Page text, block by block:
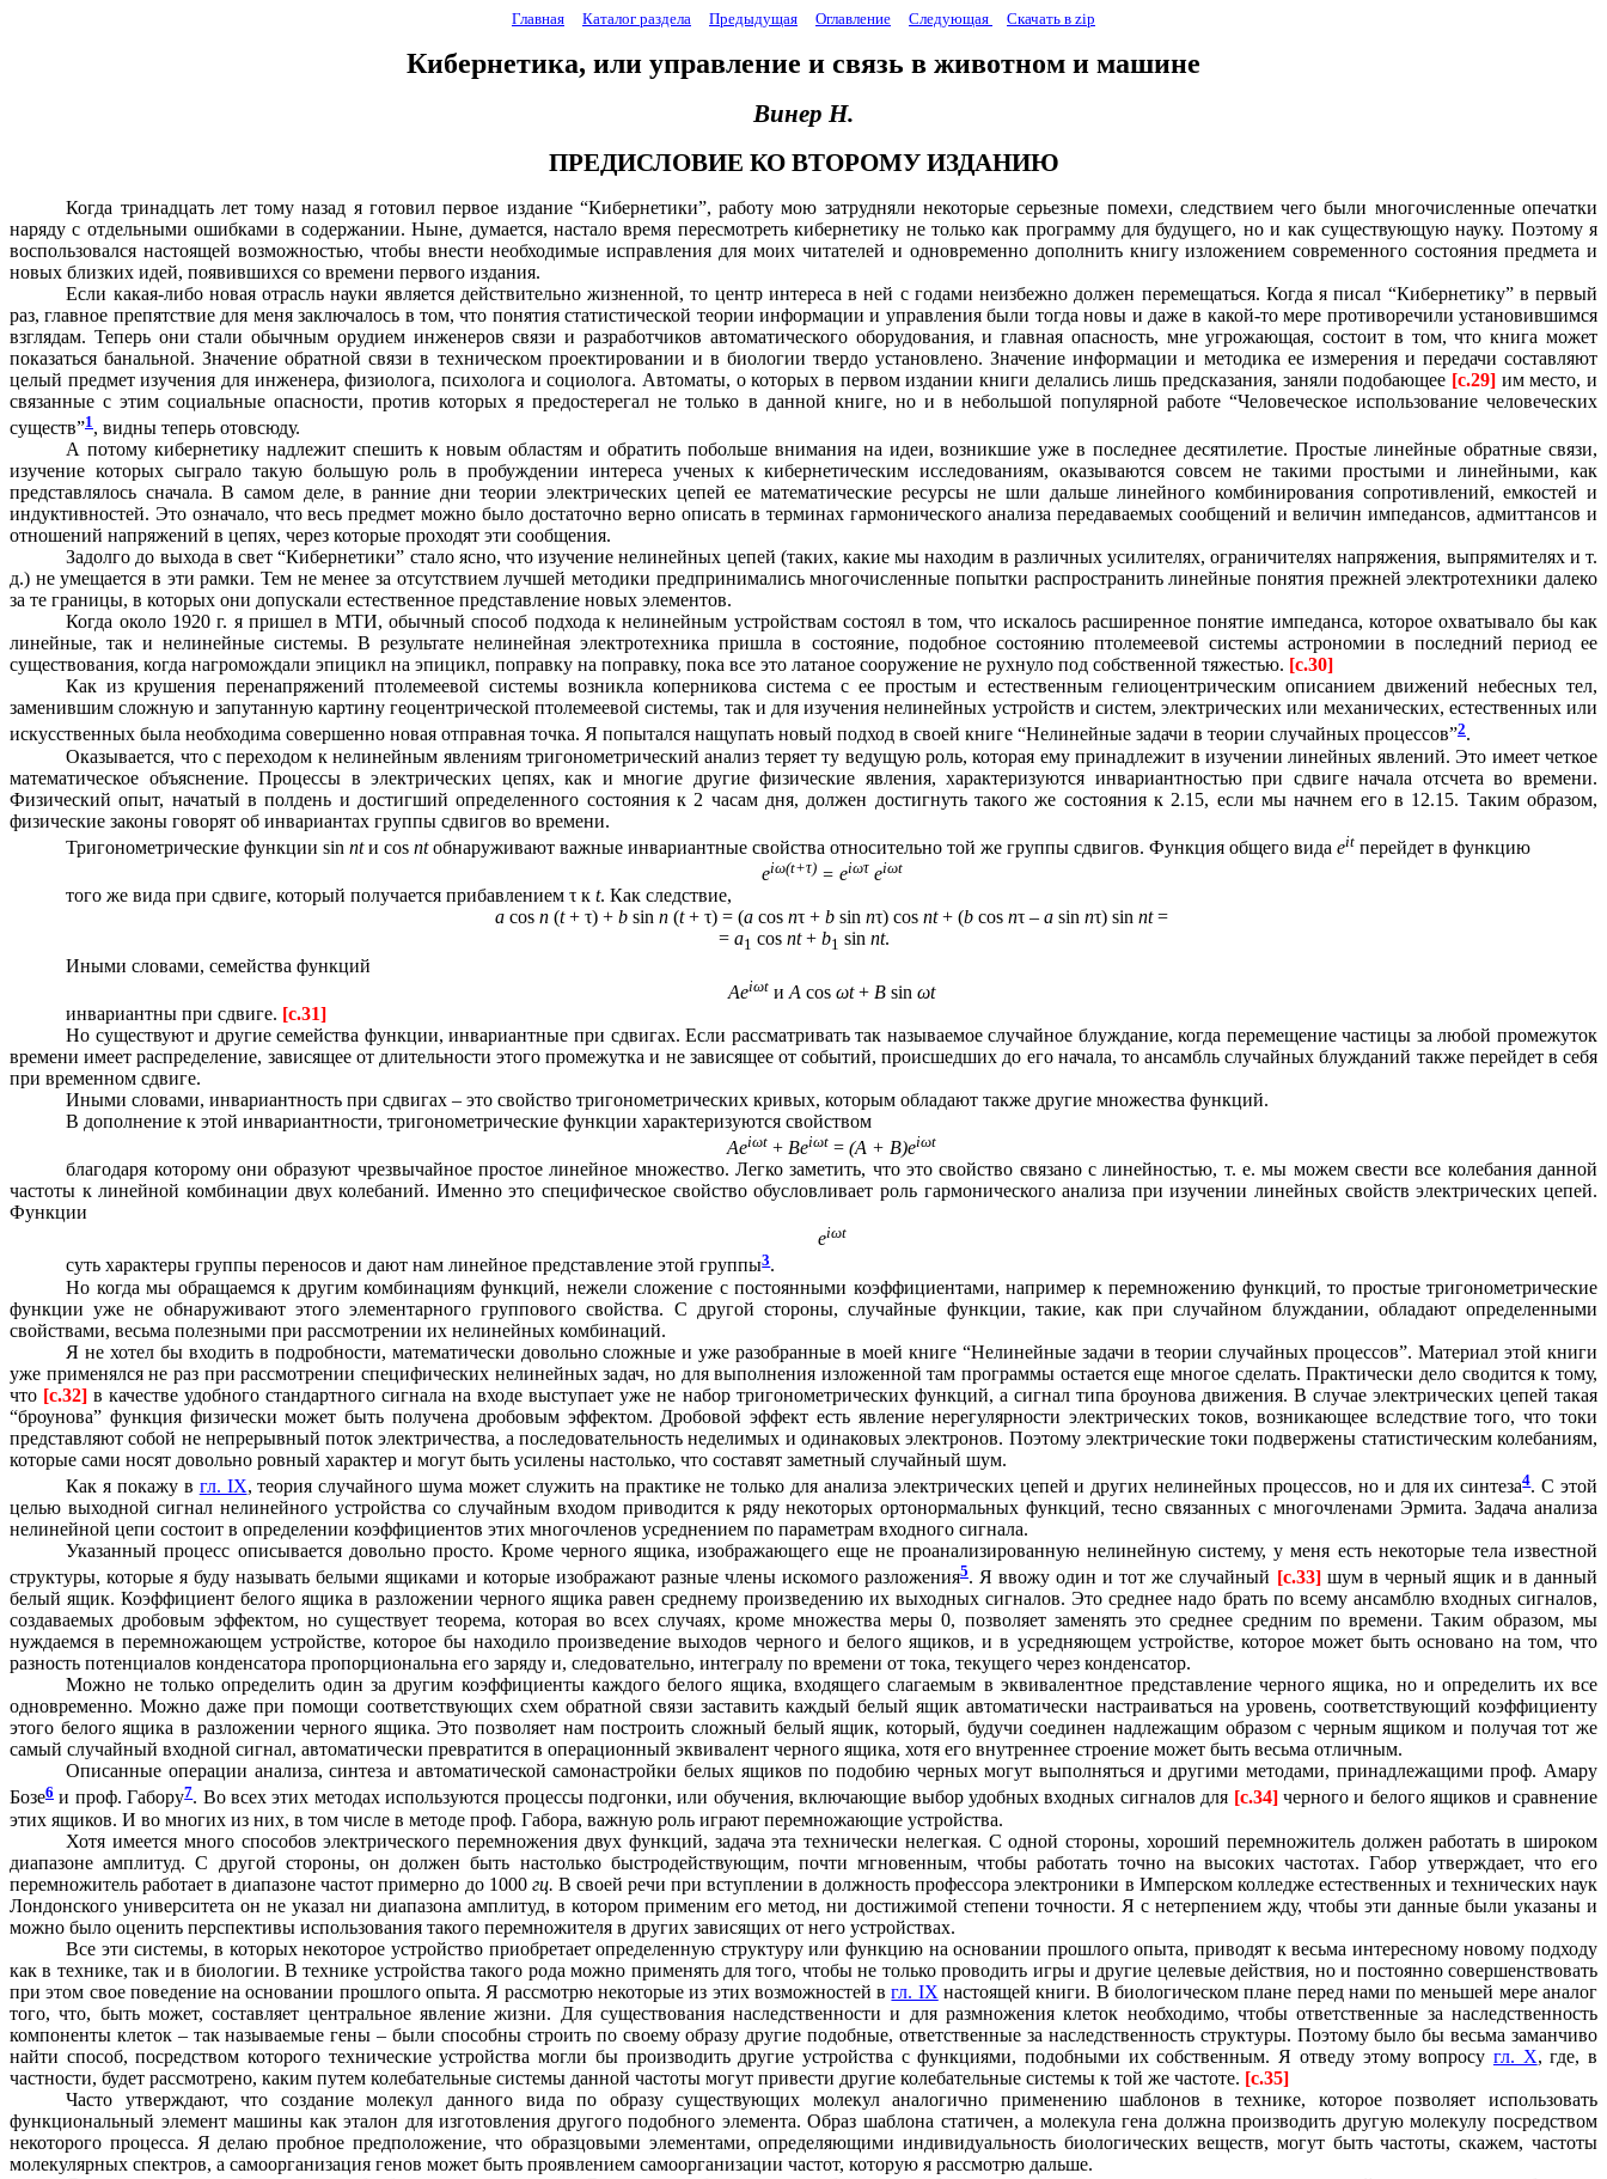
Главная Каталог раздела Предыдущая Оглавление Следующая Скачать в zip
Кибернетика, или управление и связь в животном и машине
Винер Н.
ПРЕДИСЛОВИЕ КО ВТОРОМУ ИЗДАНИЮ
Когда тринадцать лет тому назад я готовил первое издание “Кибернетики”, работу мою затрудняли некоторые серьезные помехи, следствием чего были многочисленные опечатки
наряду с отдельными ошибками в содержании. Ныне, думается, настало время пересмотреть кибернетику не только как программу для будущего, но и как существующую науку. Поэтому я
воспользовался настоящей возможностью, чтобы внести необходимые исправления для моих читателей и одновременно дополнить книгу изложением современного состояния предмета и
новых близких идей, появившихся со времени первого издания.
Если какая-либо новая отрасль науки является действительно жизненной, то центр интереса в ней с годами неизбежно должен перемещаться. Когда я писал “Кибернетику” в первый
раз, главное препятствие для меня заключалось в том, что понятия статистической теории информации и управления были тогда новы и даже в какой-то мере противоречили установившимся
взглядам. Теперь они стали обычным орудием инженеров связи и разработчиков автоматического оборудования, и главная опасность, мне угрожающая, состоит в том, что книга может
показаться банальной. Значение обратной связи в техническом проектировании и в биологии твердо установлено. Значение информации и методика ее измерения и передачи составляют
целый предмет изучения для инженера, физиолога, психолога и социолога. Автоматы, о которых в первом издании книги делались лишь предсказания, заняли подобающее [c.29] им место, и
связанные с этим социальные опасности, против которых я предостерегал не только в данной книге, но и в небольшой популярной работе “Человеческое использование человеческих
существ”1, видны теперь отовсюду.
А потому кибернетику надлежит спешить к новым областям и обратить побольше внимания на идеи, возникшие уже в последнее десятилетие. Простые линейные обратные связи,
изучение которых сыграло такую большую роль в пробуждении интереса ученых к кибернетическим исследованиям, оказываются совсем не такими простыми и линейными, как
представлялось сначала. В самом деле, в ранние дни теории электрических цепей ее математические ресурсы не шли дальше линейного комбинирования сопротивлений, емкостей и
индуктивностей. Это означало, что весь предмет можно было достаточно верно описать в терминах гармонического анализа передаваемых сообщений и величин импедансов, адмиттансов и
отношений напряжений в цепях, через которые проходят эти сообщения.
Задолго до выхода в свет “Кибернетики” стало ясно, что изучение нелинейных цепей (таких, какие мы находим в различных усилителях, ограничителях напряжения, выпрямителях и т.
д.) не умещается в эти рамки. Тем не менее за отсутствием лучшей методики предпринимались многочисленные попытки распространить линейные понятия прежней электротехники далеко
за те границы, в которых они допускали естественное представление новых элементов.
Когда около 1920 г. я пришел в МТИ, обычный способ подхода к нелинейным устройствам состоял в том, что искалось расширенное понятие импеданса, которое охватывало бы как
линейные, так и нелинейные системы. В результате нелинейная электротехника пришла в состояние, подобное состоянию птолемеевой системы астрономии в последний период ее
существования, когда нагромождали эпицикл на эпицикл, поправку на поправку, пока все это латаное сооружение не рухнуло под собственной тяжестью. [c.30]
Как из крушения перенапряжений птолемеевой системы возникла коперникова система с ее простым и естественным гелиоцентрическим описанием движений небесных тел,
заменившим сложную и запутанную картину геоцентрической птолемеевой системы, так и для изучения нелинейных устройств и систем, электрических или механических, естественных или
искусственных была необходима совершенно новая отправная точка. Я попытался нащупать новый подход в своей книге “Нелинейные задачи в теории случайных процессов”2.
Оказывается, что с переходом к нелинейным явлениям тригонометрический анализ теряет ту ведущую роль, которая ему принадлежит в изучении линейных явлений. Это имеет четкое
математическое объяснение. Процессы в электрических цепях, как и многие другие физические явления, характеризуются инвариантностью при сдвиге начала отсчета во времени.
Физический опыт, начатый в полдень и достигший определенного состояния к 2 часам дня, должен достигнуть такого же состояния к 2.15, если мы начнем его в 12.15. Таким образом,
физические законы говорят об инвариантах группы сдвигов во времени.
Тригонометрические функции sinntи cosntобнаруживают важные инвариантные свойства относительно той же группы сдвигов. Функция общего видаeit перейдет в функцию
eiω(t+τ)= eiωτ eiωt
того же вида при сдвиге, который получается прибавлением τ кt. Как следствие,
a cosn (t+ τ) +b sinn (t+ τ) = (a cosnτ +b sinnτ) cosnt+ (b cosnτ –a sinnτ) sinnt=
= a1 cos nt+ b1 sin nt.
Иными словами, семейства функций
Аеiωt иA cosωt+ B sinωt
инвариантны при сдвиге. [c.31]
Но существуют и другие семейства функции, инвариантные при сдвигах. Если рассматривать так называемое случайное блуждание, когда перемещение частицы за любой промежуток
времени имеет распределение, зависящее от длительности этого промежутка и не зависящее от событий, происшедших до его начала, то ансамбль случайных блужданий также перейдет в себя
при временном сдвиге.
Иными словами, инвариантность при сдвигах – это свойство тригонометрических кривых, которым обладают также другие множества функций.
В дополнение к этой инвариантности, тригонометрические функции характеризуются свойством
Аеiωt + Веiωt =(А + В)еiωt
благодаря которому они образуют чрезвычайное простое линейное множество. Легко заметить, что это свойство связано с линейностью, т. е. мы можем свести все колебания данной
частоты к линейной комбинации двух колебаний. Именно это специфическое свойство обусловливает роль гармонического анализа при изучении линейных свойств электрических цепей.
Функции
еiωt
суть характеры группы переносов и дают нам линейное представление этой группы3.
Но когда мы обращаемся к другим комбинациям функций, нежели сложение с постоянными коэффициентами, например к перемножению функций, то простые тригонометрические
функции уже не обнаруживают этого элементарного группового свойства. С другой стороны, случайные функции, такие, как при случайном блуждании, обладают определенными
свойствами, весьма полезными при рассмотрении их нелинейных комбинаций.
Я не хотел бы входить в подробности, математически довольно сложные и уже разобранные в моей книге “Нелинейные задачи в теории случайных процессов”. Материал этой книги
уже применялся не раз при рассмотрении специфических нелинейных задач, но для выполнения изложенной там программы остается еще многое сделать. Практически дело сводится к тому,
что [c.32]в качестве удобного стандартного сигнала на входе выступает уже не набор тригонометрических функций, а сигнал типа броунова движения. В случае электрических цепей такая
“броунова” функция физически может быть получена дробовым эффектом. Дробовой эффект есть явление нерегулярности электрических токов, возникающее вследствие того, что токи
представляют собой не непрерывный поток электричества, а последовательность неделимых и одинаковых электронов. Поэтому электрические токи подвержены статистическим колебаниям,
которые сами носят довольно ровный характер и могут быть усилены настолько, что составят заметный случайный шум.
Как я покажу в гл. IX, теория случайного шума может служить на практике не только для анализа электрических цепей и других нелинейных процессов, но и для их синтеза4. С этой
целью выходной сигнал нелинейного устройства со случайным входом приводится к ряду некоторых ортонормальных функций, тесно связанных с многочленами Эрмита. Задача анализа
нелинейной цепи состоит в определении коэффициентов этих многочленов усреднением по параметрам входного сигнала.
Указанный процесс описывается довольно просто. Кроме черного ящика, изображающего еще не проанализированную нелинейную систему, у меня есть некоторые тела известной
структуры, которые я буду называть белыми ящиками и которые изображают разные члены искомого разложения5. Я ввожу один и тот же случайный [c.33] шум в черный ящик и в данный
белый ящик. Коэффициент белого ящика в разложении черного ящика равен среднему произведению их выходных сигналов. Это среднее надо брать по всему ансамблю входных сигналов,
создаваемых дробовым эффектом, но существует теорема, которая во всех случаях, кроме множества меры 0, позволяет заменять это среднее средним по времени. Таким образом, мы
нуждаемся в перемножающем устройстве, которое бы находило произведение выходов черного и белого ящиков, и в усредняющем устройстве, которое может быть основано на том, что
разность потенциалов конденсатора пропорциональна его заряду и, следовательно, интегралу по времени от тока, текущего через конденсатор.
Можно не только определить один за другим коэффициенты каждого белого ящика, входящего слагаемым в эквивалентное представление черного ящика, но и определить их все
одновременно. Можно даже при помощи соответствующих схем обратной связи заставить каждый белый ящик автоматически настраиваться на уровень, соответствующий коэффициенту
этого белого ящика в разложении черного ящика. Это позволяет нам построить сложный белый ящик, который, будучи соединен надлежащим образом с черным ящиком и получая тот же
самый случайный входной сигнал, автоматически превратится в операционный эквивалент черного ящика, хотя его внутреннее строение может быть весьма отличным.
Описанные операции анализа, синтеза и автоматической самонастройки белых ящиков по подобию черных могут выполняться и другими методами, принадлежащими проф. Амару
Бозе6 и проф. Габору7. Во всех этих методах используются процессы подгонки, или обучения, включающие выбор удобных входных сигналов для [c.34]черного и белого ящиков и сравнение
этих ящиков. И во многих из них, в том числе в методе проф. Габора, важную роль играют перемножающие устройства.
Хотя имеется много способов электрического перемножения двух функций, задача эта технически нелегкая. С одной стороны, хороший перемножитель должен работать в широком
диапазоне амплитуд. С другой стороны, он должен быть настолько быстродействующим, почти мгновенным, чтобы работать точно на высоких частотах. Габор утверждает, что его
перемножитель работает в диапазоне частот примерно до 1000 гц. В своей речи при вступлении в должность профессора электроники в Имперском колледже естественных и технических наук
Лондонского университета он не указал ни диапазона амплитуд, в котором применим его метод, ни достижимой степени точности. Я с нетерпением жду, чтобы эти данные были указаны и
можно было оценить перспективы использования такого перемножителя в других зависящих от него устройствах.
Все эти системы, в которых некоторое устройство приобретает определенную структуру или функцию на основании прошлого опыта, приводят к весьма интересному новому подходу
как в технике, так и в биологии. В технике устройства такого рода можно применять для того, чтобы не только проводить игры и другие целевые действия, но и постоянно совершенствовать
при этом свое поведение на основании прошлого опыта. Я рассмотрю некоторые из этих возможностей вгл. IX настоящей книги. В биологическом плане перед нами по меньшей мере аналог
того, что, быть может, составляет центральное явление жизни. Для существования наследственности и для размножения клеток необходимо, чтобы ответственные за наследственность
компоненты клеток – так называемые гены – были способны строить по своему образу другие подобные, ответственные за наследственность структуры. Поэтому было бы весьма заманчиво
найти способ, посредством которого технические устройства могли бы производить другие устройства с функциями, подобными их собственным. Я отведу этому вопросу гл. X, где, в
частности, будет рассмотрено, каким путем колебательные системы данной частоты могут привести другие колебательные системы к той же частоте. [c.35]
Часто утверждают, что создание молекул данного вида по образу существующих молекул аналогично применению шаблонов в технике, которое позволяет использовать
функциональный элемент машины как эталон для изготовления другого подобного элемента. Образ шаблона статичен, а молекула гена должна производить другую молекулу посредством
некоторого процесса. Я делаю пробное предположение, что образцовыми элементами, определяющими индивидуальность биологических веществ, могут быть частоты, скажем, частоты
молекулярных спектров, а самоорганизация генов может быть проявлением самоорганизации частот, которую я рассмотрю дальше.